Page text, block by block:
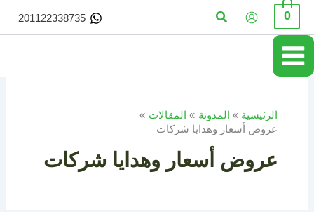
تخطي
المحتوى
0 البحث 201122338735
الرئيسية المدونة
المقالات
عروض أسعار وهدايا شركات
عروض أسعار وهدايا شركات